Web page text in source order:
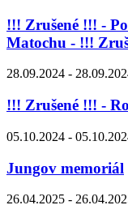
!!! Zrušené !!! -
Matochu - !!!
28.09.2024 -
!!! Zrušené !!! -
05.10.2024 -
Jungov memoriál
26.04.2025 -